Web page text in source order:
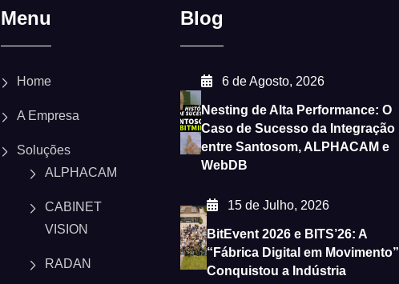
Menu
Home
A Empresa
Soluções
ALPHACAM
CABINET
VISION
RADAN
Blog
6 de Agosto, 2026
Nesting de Alta Performance: O
Caso de Sucesso da Integração
entre Santosom, ALPHACAM e
WebDB
15 de Julho, 2026
BitEvent 2026 e BITS’26: A
“Fábrica Digital em Movimento”
Conquistou a Indústria